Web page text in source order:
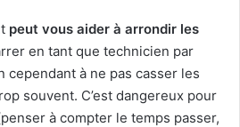
peut vous aider à arrondir les
en tant que technicien par
cependant à ne pas casser les
souvent. C’est dangereux pour
à compter le temps passer,